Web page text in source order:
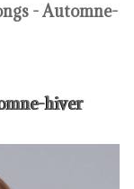
- Automne-
hiver